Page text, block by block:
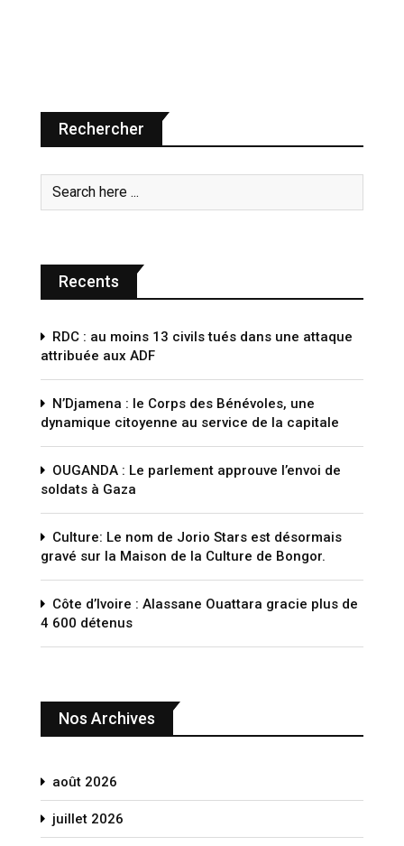
Rechercher
Recents
RDC : au moins 13 civils tués dans une attaque
attribuée aux ADF
N’Djamena : le Corps des Bénévoles, une
dynamique citoyenne au service de la capitale
OUGANDA : Le parlement approuve l’envoi de
soldats à Gaza
Culture: Le nom de Jorio Stars est désormais
gravé sur la Maison de la Culture de Bongor.
Côte d’Ivoire : Alassane Ouattara gracie plus de
4 600 détenus
Nos Archives
août 2026
juillet 2026